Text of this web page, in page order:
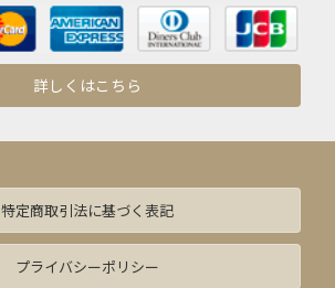
詳しくはこちら
特定商取引法に基づく表記
プライバシーポリシー